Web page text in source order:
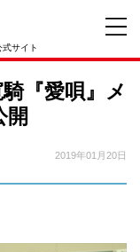
サイト
『愛唄』メ
開
2019年01月20日